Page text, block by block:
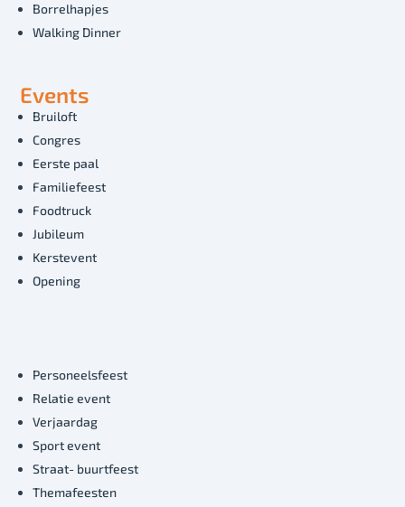
Borrelhapjes
Walking Dinner
Events
Bruiloft
Congres
Eerste paal
Familiefeest
Foodtruck
Jubileum
Kerstevent
Opening
Personeelsfeest
Relatie event
Verjaardag
Sport event
Straat- buurtfeest
Themafeesten